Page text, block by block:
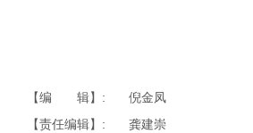
【编 辑】:
倪金凤
【责任编辑】:
龚建崇